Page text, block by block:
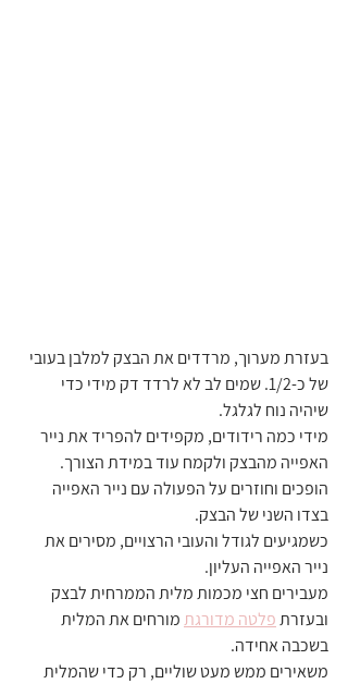
בעזרת מערוך, מרדדים את הבצק למלבן בעובי
של כ-1/2. שמים לב לא לרדד דק מידי כדי
שיהיה נוח לגלגל.
מידי כמה רידודים, מקפידים להפריד את נייר
האפייה מהבצק ולקמח עוד במידת הצורך.
הופכים וחוזרים על הפעולה עם נייר האפייה
בצדו השני של הבצק.
כשמגיעים לגודל והעובי הרצויים, מסירים את
נייר האפייה העליון.
מעבירים חצי מכמות מלית הממרחית לבצק
ובעזרת פלטה מדורגת מורחים את המלית
בשכבה אחידה.
משאירים ממש מעט שוליים, רק כדי שהמלית